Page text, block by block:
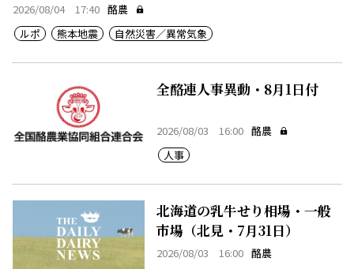
2026/08/04 17:40 酪農
ルポ
熊本地震 自然災害／異常気象
全酪連人事異動・8月1日付
2026/08/03 16:00 酪農
人事
北海道の乳牛せり相場・一般
市場（北見・7月31日）
2026/08/03 16:00 酪農